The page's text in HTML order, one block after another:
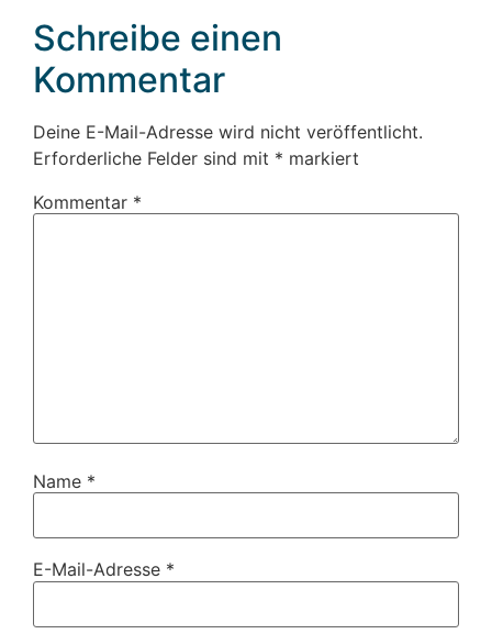
Schreibe einen
Kommentar
Deine E-Mail-Adresse wird nicht veröffentlicht.
Erforderliche Felder sind mit * markiert
Kommentar *
Name *
E-Mail-Adresse *